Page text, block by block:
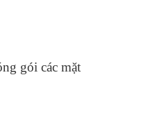
gói các mặt